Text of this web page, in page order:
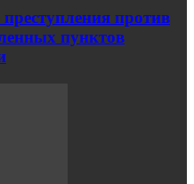
против
пунктов